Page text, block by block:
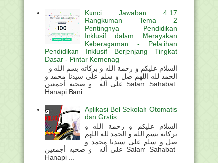
Kunci Jawaban 4.17
Rangkuman Tema 2
Pentingnya Pendidikan
Inklusif dalam Merayakan
Keberagaman - Pelatihan
Pendidikan Inklusif Berjenjang Tingkat
Dasar - Pintar Kemenag
الحمد لله اللهم صل و سلم على سيدنا محمد و
على أله و صحبه أجمعين Salam Sahabat
Hanapi Bani ....
Aplikasi Bel Sekolah Otomatis
dan Gratis
السلام عليكم و رحمة الله و
بركاته بسم الله و الحمد لله اللهم
صل و سلم على سيدنا محمد و
على أله و صحبه أجمعين Salam Sahabat
Hanapi ...